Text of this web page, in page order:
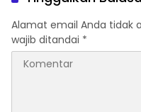
Alamat email Anda tidak
wajib ditandai *